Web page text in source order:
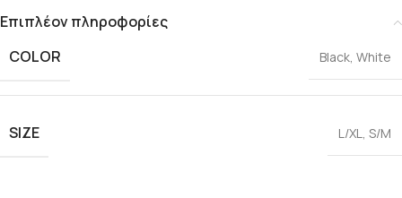
Επιπλέον πληροφορίες
COLOR
Black, White
SIZE L/XL, S/M